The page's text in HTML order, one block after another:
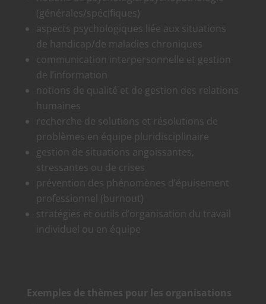
(générales/spécifiques)
aspects psychologiques liée aux situations
de handicap/de maladies chroniques
communication interpersonnelle et gestion
de l’information
notions de qualité et de gestion des relations
humaines
recherche de solutions et résolutions de
problèmes en équipe pluridisciplinaire
gestion de situations angoissantes,
stressantes ou de crises
prévention des phénomènes d’épuisement
professionnel (burnout)
stratégies et outils d’organisation du travail
individuel ou en équipe
Exemples de thèmes pour les organisations